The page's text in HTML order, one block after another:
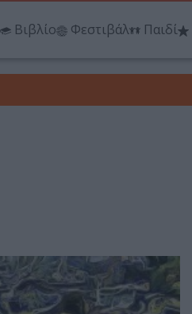
Βιβλίο Φεστιβάλ Παιδί